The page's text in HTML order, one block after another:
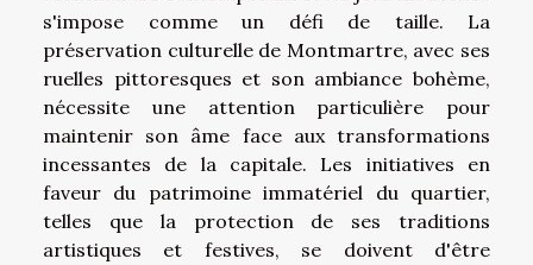
s'impose comme un défi de taille. La
préservation culturelle de Montmartre, avec ses
ruelles pittoresques et son ambiance bohème,
nécessite une attention particulière pour
maintenir son âme face aux transformations
incessantes de la capitale. Les initiatives en
faveur du patrimoine immatériel du quartier,
telles que la protection de ses traditions
artistiques et festives, se doivent d'être